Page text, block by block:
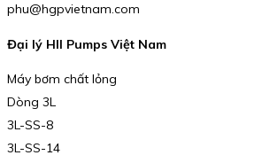
phu@hgpvietnam.com
Đại lý HII Pumps Việt Nam
Máy bơm chất lỏng
Dòng 3L
3L-SS-8
3L-SS-14